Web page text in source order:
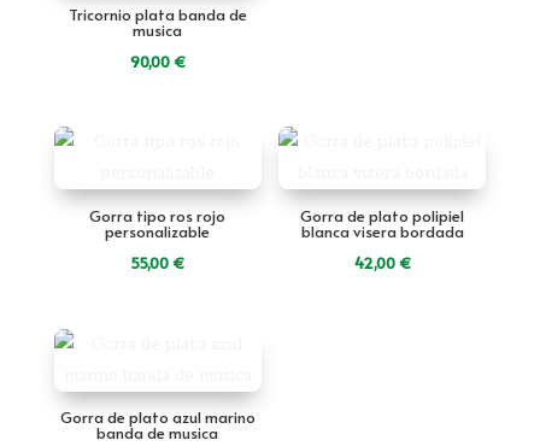
Tricornio plata banda de
musica
90,00€
Gorra tipo ros rojo
personalizable
55,00€
Gorra de plato polipiel
blanca visera bordada
42,00€
Gorra de plato azul marino
banda de musica